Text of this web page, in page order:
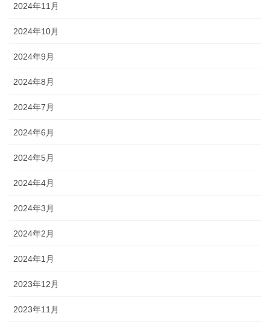
2024年11月
2024年10月
2024年9月
2024年8月
2024年7月
2024年6月
2024年5月
2024年4月
2024年3月
2024年2月
2024年1月
2023年12月
2023年11月